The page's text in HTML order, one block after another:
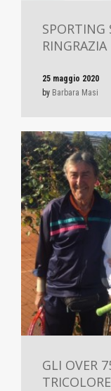
SPORTING
RINGRAZIA
25 maggio 2020
by Barbara Masi
GLI OVER
TRICOLORE